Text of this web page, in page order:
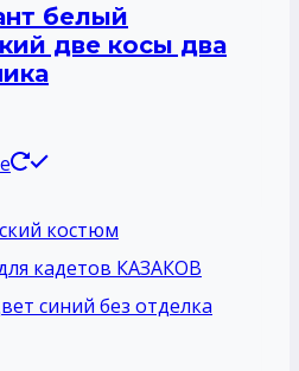
белый
две косы два